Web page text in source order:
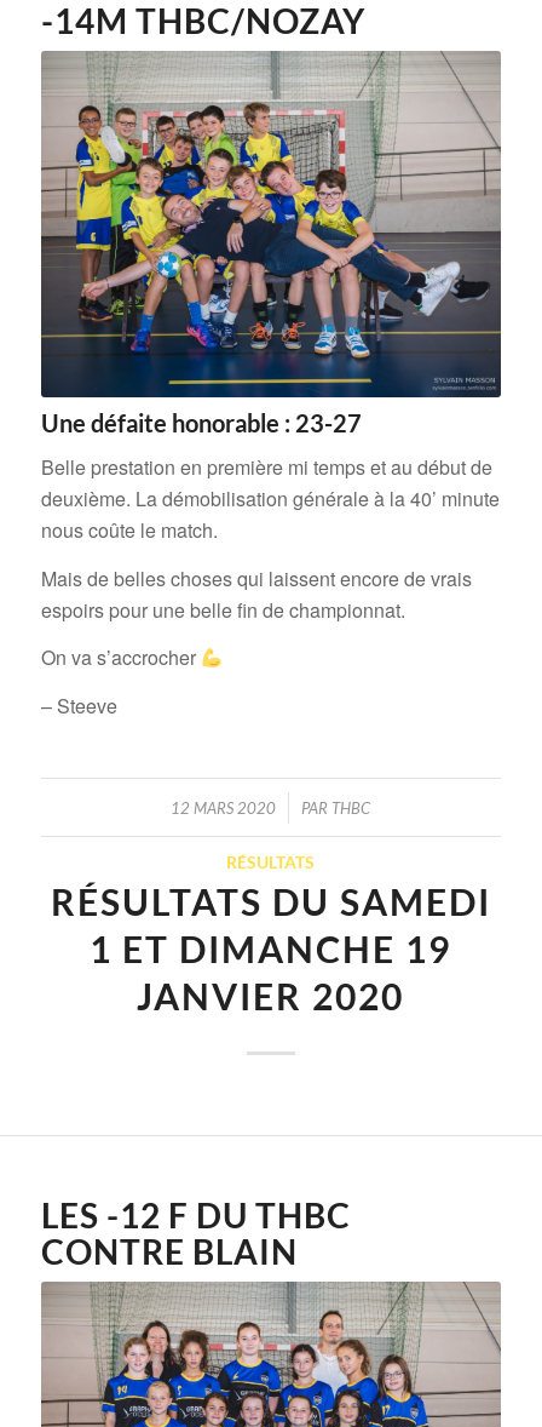
-14M THBC/NOZAY
Une défaite honorable : 23-27
Belle prestation en première mi temps et au début de
deuxième. La démobilisation générale à la 40’ minute
nous coûte le match.
Mais de belles choses qui laissent encore de vrais
espoirs pour une belle fin de championnat.
On va s’accrocher
– Steeve
12 MARS 2020
/ PAR THBC
RÉSULTATS
RÉSULTATS DU SAMEDI
1 ET DIMANCHE 19
JANVIER 2020
LES -12 F DU THBC
CONTRE BLAIN